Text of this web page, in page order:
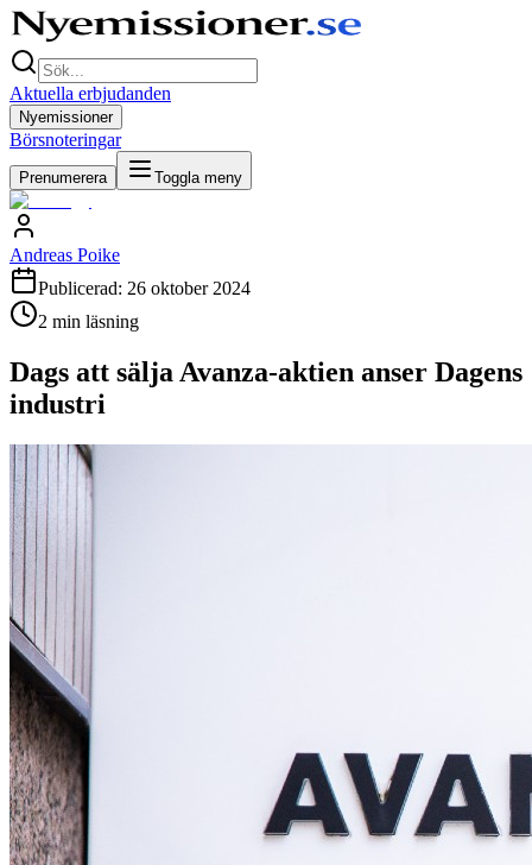
Aktuella erbjudanden
Nyemissioner
Börsnoteringar
Prenumerera Toggla meny
Andreas Poike
Publicerad: 26 oktober 2024
2 min läsning
Dags att sälja Avanza-aktien anser Dagens
industri